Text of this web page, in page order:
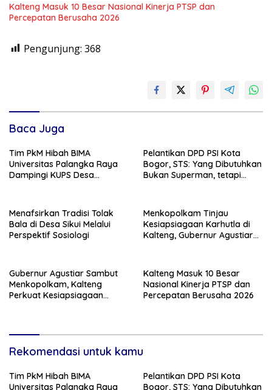
Kalteng Masuk 10 Besar Nasional Kinerja PTSP dan
Percepatan Berusaha 2026
Pengunjung: 368
Baca Juga
Tim PkM Hibah BIMA
Universitas Palangka Raya
Dampingi KUPS Desa
Pelantikan DPD PSI Kota
Bogor, STS: Yang Dibutuhkan
Bukan Superman, tetapi
Menafsirkan Tradisi Tolak
Bala di Desa Sikui Melalui
Perspektif Sosiologi
Menkopolkam Tinjau
Kesiapsiagaan Karhutla di
Kalteng, Gubernur Agustiar
Gubernur Agustiar Sambut
Menkopolkam, Kalteng
Perkuat Kesiapsiagaan
Kalteng Masuk 10 Besar
Nasional Kinerja PTSP dan
Percepatan Berusaha 2026
Rekomendasi untuk kamu
Tim PkM Hibah BIMA
Universitas Palangka Raya
Pelantikan DPD PSI Kota
Bogor, STS: Yang Dibutuhkan